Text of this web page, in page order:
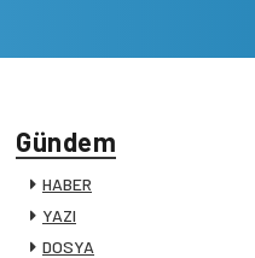
Gündem
HABER
YAZI
DOSYA